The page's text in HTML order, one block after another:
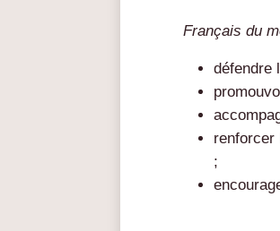
Français du
défendre
renforcer
;